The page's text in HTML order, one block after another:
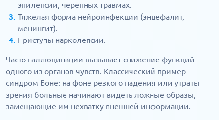
эпилепсии, черепных травмах.
Тяжелая форма нейроинфекции (энцефалит,
менингит).
Приступы нарколепсии.
Часто галлюцинации вызывает снижение функций
одного из органов чувств. Классический пример —
синдром Боне: на фоне резкого падения или утраты
зрения больные начинают видеть ложные образы,
замещающие им нехватку внешней информации.